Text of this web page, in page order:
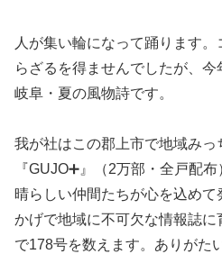
人が集い輪になって踊ります
らざるを得ませんでしたが、
岐阜・夏の風物詩です。
我が社はこの郡上市で地域みっ
『GUJO➕』（2万部・全戸配
晴らしい仲間たちが心を込め
かげで地域に不可欠な情報誌
で178号を数えます。ありがた